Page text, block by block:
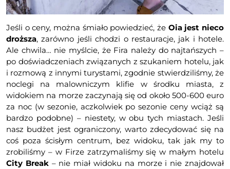
Jeśli o ceny, można śmiało powiedzieć, że Oia jest nieco
droższa, zarówno jeśli chodzi o restauracje, jak i hotele.
Ale chwila… nie myślcie, że Fira należy do najtańszych –
po doświadczeniach związanych z szukaniem hotelu, jak
i rozmową z innymi turystami, zgodnie stwierdziliśmy, że
noclegi na malowniczym klifie w środku miasta, z
widokiem na morze zaczynają się od około 500-600 euro
za noc (w sezonie, aczkolwiek po sezonie ceny wciąż są
bardzo podobne) – niestety, w obu tych miastach. Jeśli
nasz budżet jest ograniczony, warto zdecydować się na
coś poza ścisłym centrum, bez widoku, tak jak my to
zrobiliśmy – w Firze zatrzymaliśmy się w małym hotelu
City Break– nie miał widoku na morze i nie znajdował